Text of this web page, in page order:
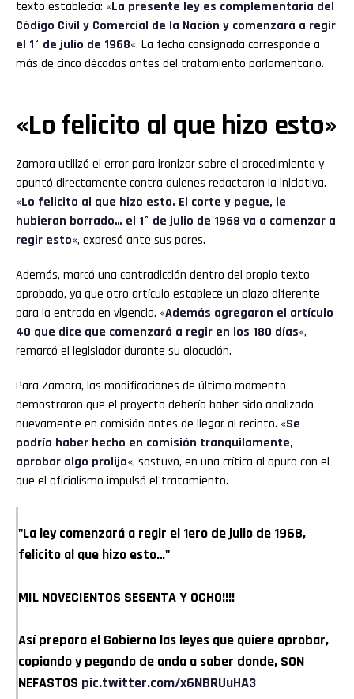
texto establecía: «La presente ley es complementaria del
Código Civil y Comercial de la Nación y comenzará a regir
el 1° de julio de 1968«. La fecha consignada corresponde a
más de cinco décadas antes del tratamiento parlamentario.
«Lo felicito al que hizo esto»
Zamora utilizó el error para ironizar sobre el procedimiento y
apuntó directamente contra quienes redactaron la iniciativa.
«Lo felicito al que hizo esto. El corte y pegue, le
hubieran borrado… el 1° de julio de 1968 va a comenzar a
regir esto«, expresó ante sus pares.
Además, marcó una contradicción dentro del propio texto
aprobado, ya que otro artículo establece un plazo diferente
para la entrada en vigencia. «Además agregaron el artículo
40 que dice que comenzará a regir en los 180 días«,
remarcó el legislador durante su alocución.
Para Zamora, las modificaciones de último momento
demostraron que el proyecto debería haber sido analizado
nuevamente en comisión antes de llegar al recinto. «Se
podría haber hecho en comisión tranquilamente,
aprobar algo prolijo«, sostuvo, en una crítica al apuro con el
que el oficialismo impulsó el tratamiento.
"La ley comenzará a regir el 1ero de julio de 1968,
felicito al que hizo esto…"
MIL NOVECIENTOS SESENTA Y OCHO!!!!
Así prepara el Gobierno las leyes que quiere aprobar,
copiando y pegando de anda a saber donde, SON
NEFASTOS pic.twitter.com/x6NBRUuHA3